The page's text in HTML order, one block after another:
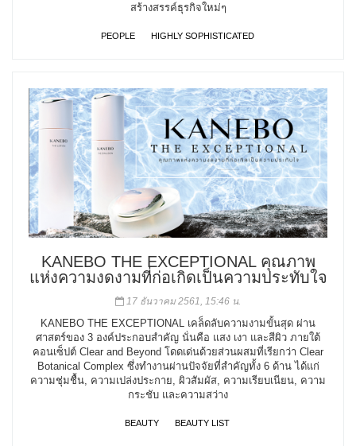
สร้างสรรค์ธุรกิจใหม่ๆ
PEOPLE HIGHLY SOPHISTICATED
KANEBO THE EXCEPTIONAL คุณภาพ
แห่งความงดงามที่ก่อเกิดเป็นความประทับใจ
17 ธันวาคม 2561, 15:46 น.
KANEBO THE EXCEPTIONAL เคล็ดลับความงามขั้นสุด ผ่าน
ศาสตร์ของ 3 องค์ประกอบสำคัญ นั่นคือ แสง เงา และสีผิว ภายใต้
คอนเซ็ปต์ Clear and Beyond โดดเด่นด้วยส่วนผสมที่เรียกว่า Clear
Botanical Complex ซึ่งทำงานผ่านปัจจัยที่สำคัญทั้ง 6 ด้าน ได้แก่
ความชุ่มชื้น, ความเปล่งประกาย, ผิวสัมผัส, ความเรียบเนียน, ความ
กระชับ และความสว่าง
BEAUTY BEAUTY LIST